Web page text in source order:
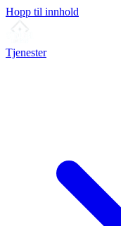
Hopp til innhold
Tjenester